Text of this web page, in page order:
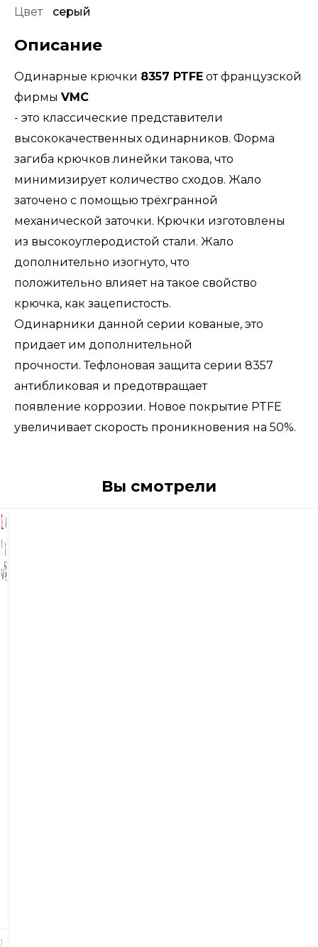
Цвет
серый
Описание
Одинарные крючки 8357 PTFE от французской
фирмы VMC
- это классические представители
высококачественных одинарников. Форма
загиба крючков линейки такова, что
минимизирует количество сходов. Жало
заточено с помощью трёхгранной
механической заточки. Крючки изготовлены
из высокоуглеродистой стали. Жало
дополнительно изогнуто, что
положительно влияет на такое свойство
крючка, как зацепистость.
Одинарники данной серии кованые, это
придает им дополнительной
прочности. Тефлоновая защита серии 8357
антибликовая и предотвращает
появление коррозии. Новое покрытие PTFE
увеличивает скорость проникновения на 50%.
Вы смотрели